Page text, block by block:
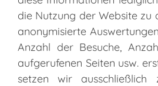
die Nutzung der Website zu
anonymisierte
Anzahl der Besuche,
aufgerufenen Seiten usw.
setzen wir